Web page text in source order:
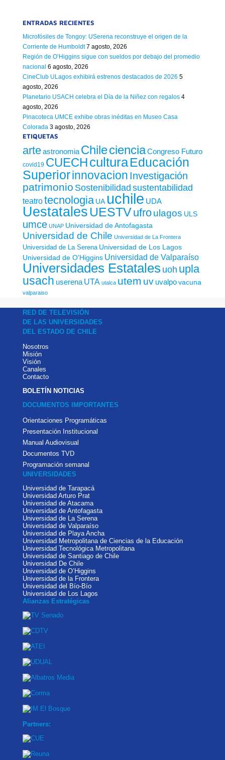
ENTRADAS RECIENTES
Microfósiles de Tongoy: USerena reconstruye el origen de la
Corriente de Humboldt 7 agosto, 2026
Región de O’Higgins sigue con sueldos por debajo del promedio
nacional 6 agosto, 2026
CineClub ULagos exhibirá estrenos destacados de 2026 5
agosto, 2026
Planetario USACH celebra el Día de la Niñez con regalos 4
agosto, 2026
Pinacoteca UMCE exhibe obras inéditas en Museo Casa
Colorada 3 agosto, 2026
ETIQUETAS
arteastronomia Chileciencia Congreso Futuro
covid19 CUECHculturaEducación
Superiorinnovacion Investigación
patrimonio Sostenibilidad sustentabilidad
teatrotecnologia UA uchile UDA
Uestatales UESTVufroulagos ULS
umce UNAP Universidad de Antofagasta
Universidad de Chile Universidad de La Frontera
Universidad de La Serena Universidad de Los Lagos
Universidad de O'Higgins Universidad de Valparaíso
Universidades Estatales uoh upla
usach userena UTA utalca utem uv uvalpo vacuna
valparaiso
RED DE TELEVISIÓN
DE LAS UNIVERSIDADES
DEL ESTADO DE CHILE
Nosotros
Misión
Visión
Canales
Contacto
BOLETÍN NOTICIAS
DOCUMENTOS IMPORTANTES
Orientaciones Programáticas
Presentación Institucional
Manual Audiovisual
Documentos TVD
Programación semanal
UNIVERSIDADES
Universidad de Tarapacá
Universidad Arturo Prat
Universidad de Atacama
Universidad de Antofagasta
Universidad de La Serena
Universidad de Valparaíso
Universidad de Playa Ancha
Universidad Metropolitana de Ciencias de la Educación
Universidad Tecnológica Metropolitana
Universidad de Santiago de Chile
Universidad De Chile
Universidad de O’Higgins
Universidad de la Frontera
Universidad del Bío-Bío
Universidad de Los Lagos
Alianzas Estratégicas
Partners: